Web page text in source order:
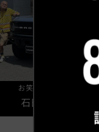
お笑いコンビ カミナリ
石田 たくみさん